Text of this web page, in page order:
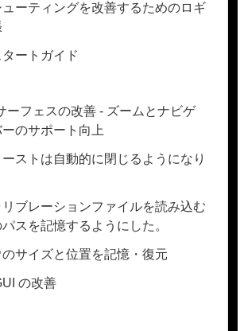
ューティングを改善するためのロギ
ートガイド
ーフェスの改善 - ズームとナビゲ
のサポート向上
ストは自動的に閉じるようになり
ブレーションファイルを読み込む
スを記憶するようにした。
サイズと位置を記憶・復元
の改善